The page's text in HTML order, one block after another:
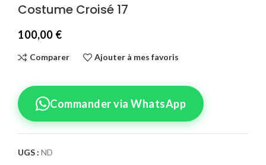
Costume Croisé 17
100,00 €
Comparer Ajouter à mes favoris
Commander via WhatsApp
UGS : ND